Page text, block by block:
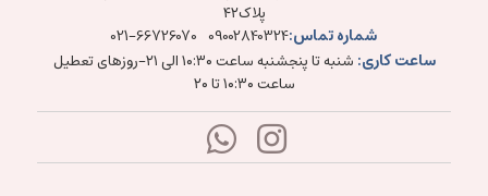
پلاک۴۲
شماره تماس:09002840324
021-66726070
ساعت کاری:
شنبه تا پنجشنبه ساعت ۱۰:۳۰ الی ۲۱-روزهای تعطیل
ساعت ۱۰:۳۰ تا ۲۰